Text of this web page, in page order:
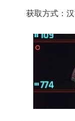
获取方式：